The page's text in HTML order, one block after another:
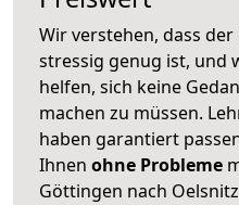
Wir verstehen, dass
stressig genug ist, und
helfen, sich keine
machen zu müssen.
haben garantiert
Ihnen ohne Probleme
Göttingen nach